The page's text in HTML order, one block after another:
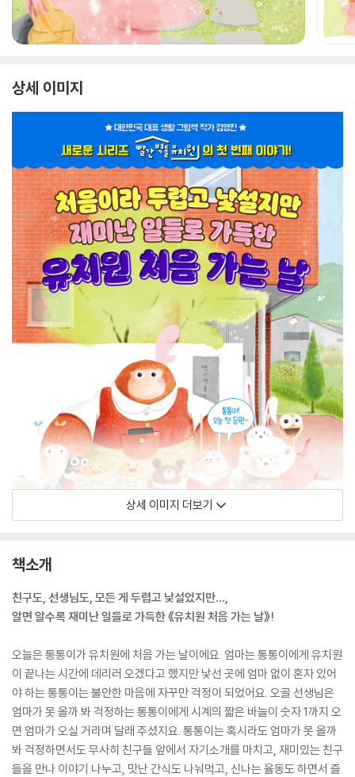
상세 이미지
상세 이미지 더보기
책소개
친구도, 선생님도, 모든 게 두렵고 낯설었지만…,
알면 알수록 재미난 일들로 가득한 《유치원 처음 가는 날》!
오늘은 통통이가 유치원에 처음 가는 날이에요. 엄마는 통통이에게 유치원
이 끝나는 시간에 데리러 오겠다고 했지만 낯선 곳에 엄마 없이 혼자 있어
야 하는 통통이는 불안한 마음에 자꾸만 걱정이 되었어요. 오골 선생님은
엄마가 못 올까 봐 걱정하는 통통이에게 시계의 짧은 바늘이 숫자 1까지 오
면 엄마가 오실 거라며 달래 주셨지요. 통통이는 혹시라도 엄마가 못 올까
봐 걱정하면서도 무사히 친구들 앞에서 자기소개를 마치고, 재미있는 친구
들을 만나 이야기 나누고, 맛난 간식도 나눠먹고, 신나는 율동도 하면서 즐